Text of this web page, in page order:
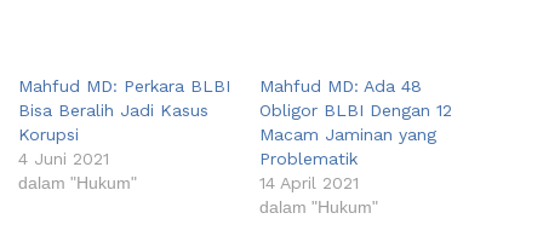
Mahfud MD: Perkara BLBI
Bisa Beralih Jadi Kasus
Korupsi
4 Juni 2021
dalam "Hukum"
Mahfud MD: Ada 48
Obligor BLBI Dengan 12
Macam Jaminan yang
Problematik
14 April 2021
dalam "Hukum"